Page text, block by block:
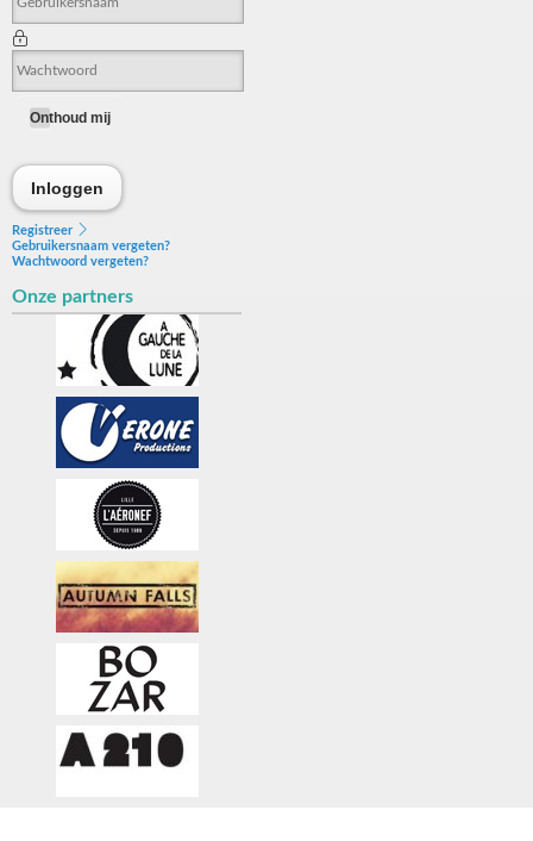
Onthoud mij
Inloggen
Registreer
Gebruikersnaam vergeten?
Wachtwoord vergeten?
Onze partners